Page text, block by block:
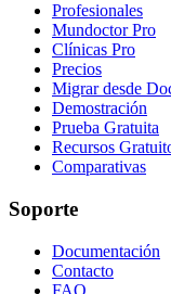
Profesionales
Mundoctor Pro
Clínicas Pro
Precios
Migrar desde
Demostración
Prueba Gratuita
Recursos
Comparativas
Soporte
Documentación
Contacto
FAQ